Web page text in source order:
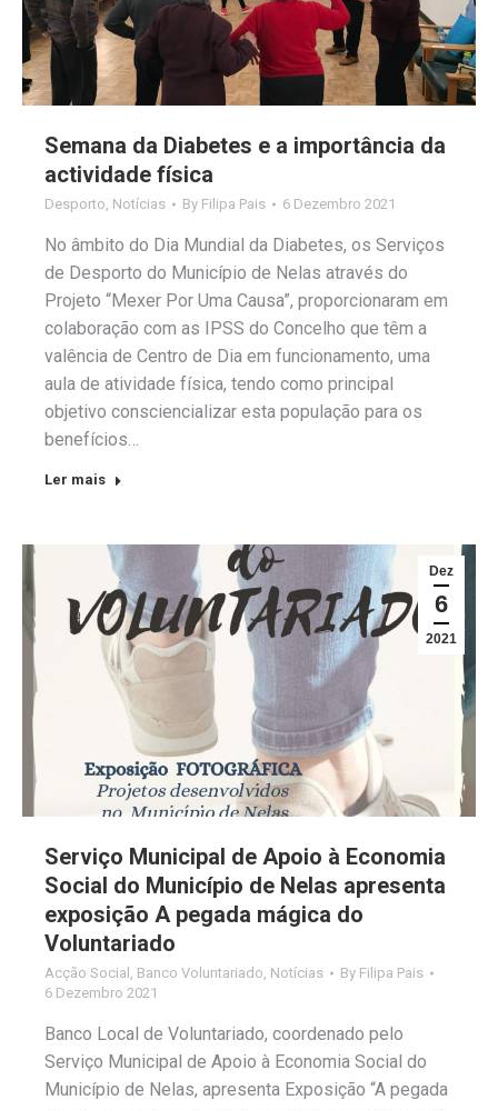
Semana da Diabetes e a importância da
actividade física
Desporto, Notícias By Filipa Pais 6 Dezembro 2021
No âmbito do Dia Mundial da Diabetes, os Serviços
de Desporto do Município de Nelas através do
Projeto “Mexer Por Uma Causa”, proporcionaram em
colaboração com as IPSS do Concelho que têm a
valência de Centro de Dia em funcionamento, uma
aula de atividade física, tendo como principal
objetivo consciencializar esta população para os
benefícios…
Ler mais
Dez
6
2021
Serviço Municipal de Apoio à Economia
Social do Município de Nelas apresenta
exposição A pegada mágica do
Voluntariado
Acção Social Banco Voluntariado Notícias By Filipa Pais
6 Dezembro 2021
Banco Local de Voluntariado, coordenado pelo
Serviço Municipal de Apoio à Economia Social do
Município de Nelas, apresenta Exposição “A pegada